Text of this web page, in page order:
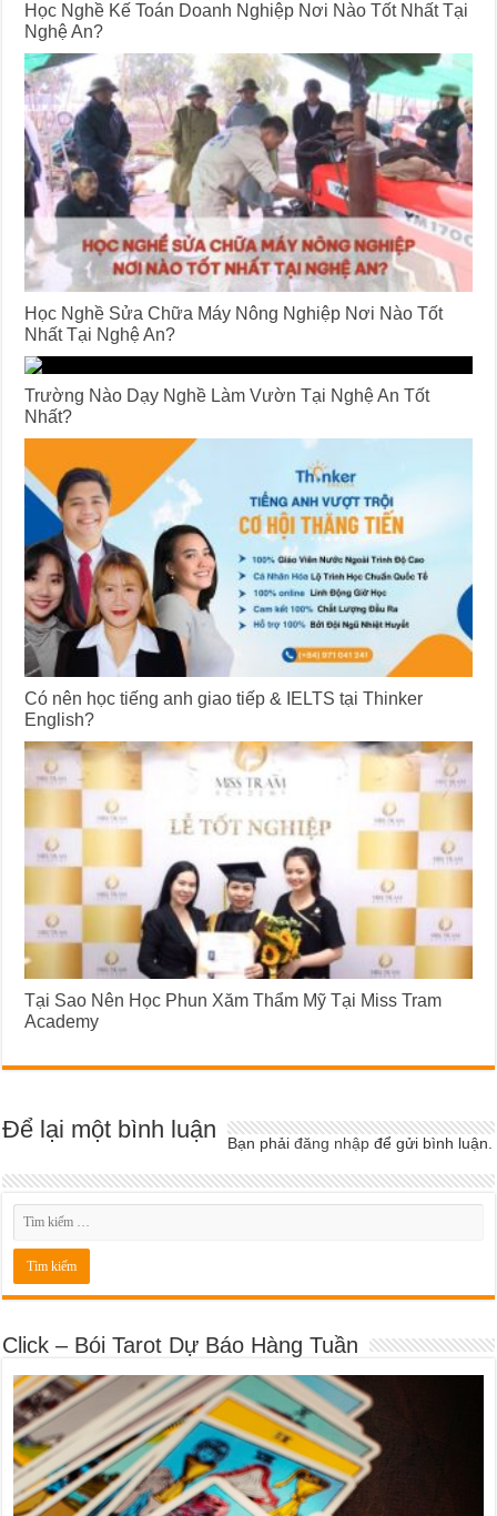
Học Nghề Kế Toán Doanh Nghiệp Nơi Nào Tốt Nhất Tại
Nghệ An?
Học Nghề Sửa Chữa Máy Nông Nghiệp Nơi Nào Tốt
Nhất Tại Nghệ An?
Trường Nào Dạy Nghề Làm Vườn Tại Nghệ An Tốt
Nhất?
Có nên học tiếng anh giao tiếp & IELTS tại Thinker
English?
Tại Sao Nên Học Phun Xăm Thẩm Mỹ Tại Miss Tram
Academy
Để lại một bình luận Bạn phảiđăng nhập để gửi bình luận.
Click – Bói Tarot Dự Báo Hàng Tuần